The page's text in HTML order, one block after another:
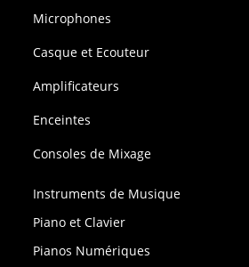
Microphones
Casque et Ecouteur
Amplificateurs
Enceintes
Consoles de Mixage
Instruments de Musique
Piano et Clavier
Pianos Numériques